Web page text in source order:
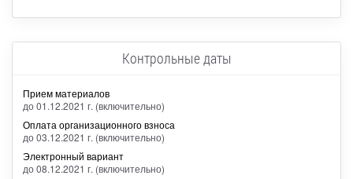
Контрольные даты
Прием материалов
до 01.12.2021 г. (включительно)
Оплата организационного взноса
до 03.12.2021 г. (включительно)
Электронный вариант
до 08.12.2021 г. (включительно)